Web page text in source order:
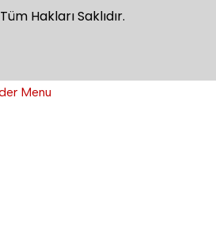
Tüm Hakları Saklıdır.